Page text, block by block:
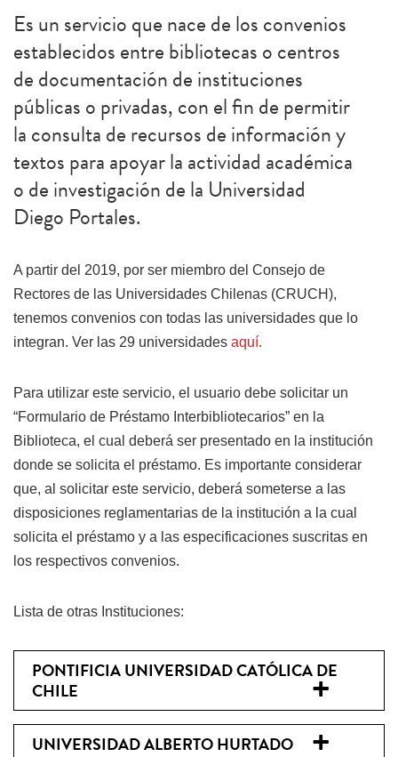
Es un servicio que nace de los convenios
establecidos entre bibliotecas o centros
de documentación de instituciones
públicas o privadas, con el fin de permitir
la consulta de recursos de información y
textos para apoyar la actividad académica
o de investigación de la Universidad
Diego Portales.
A partir del 2019, por ser miembro del Consejo de
Rectores de las Universidades Chilenas (CRUCH),
tenemos convenios con todas las universidades que lo
integran. Ver las 29 universidades aquí.
Para utilizar este servicio, el usuario debe solicitar un
“Formulario de Préstamo Interbibliotecarios” en la
Biblioteca, el cual deberá ser presentado en la institución
donde se solicita el préstamo. Es importante considerar
que, al solicitar este servicio, deberá someterse a las
disposiciones reglamentarias de la institución a la cual
solicita el préstamo y a las especificaciones suscritas en
los respectivos convenios.
Lista de otras Instituciones:
PONTIFICIA UNIVERSIDAD CATÓLICA DE
CHILE
UNIVERSIDAD ALBERTO HURTADO